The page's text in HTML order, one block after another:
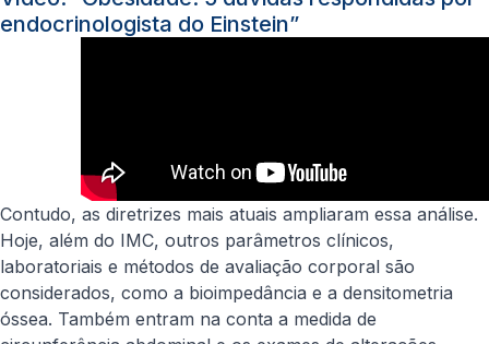
endocrinologista do Einstein”
Contudo, as diretrizes mais atuais ampliaram essa análise.
Hoje, além do IMC, outros parâmetros clínicos,
laboratoriais e métodos de avaliação corporal são
considerados, como a bioimpedância e a densitometria
óssea. Também entram na conta a medida de